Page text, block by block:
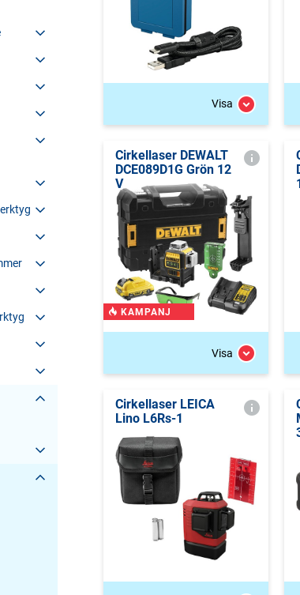
Visa
Cirkellaser DEWALT
DCE089D1G Grön 12
V
KAMPANJ
Visa
Cirkellaser LEICA
Lino L6Rs-1